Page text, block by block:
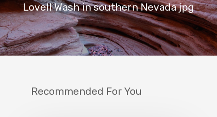
Lovell Wash in southern Nevada jpg
Recommended For You